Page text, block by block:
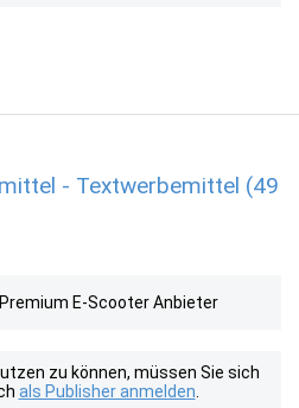
- Textwerbemittel (49
E-Scooter Anbieter
zu können, müssen Sie sich
als Publisher anmelden